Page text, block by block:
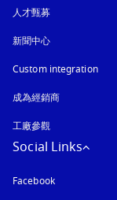
人才甄募
新聞中心
Custom integration
成為經銷商
工廠參觀
Social Links
Facebook